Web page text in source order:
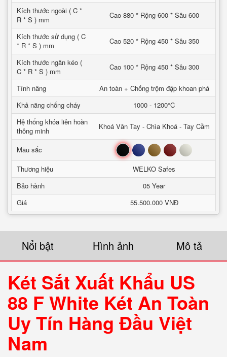
Kích thước ngoài ( C *
R * S ) mm
Cao 880 * Rộng 600 * Sâu 600
Kích thước sử dụng ( C
* R * S ) mm
Cao 520 * Rộng 450 * Sâu 350
Kích thước ngăn kéo (
C * R * S ) mm
Cao 100 * Rộng 450 * Sâu 300
Tính năng
An toàn + Chống trộm đập khoan phá
Khả năng chống cháy
1000 - 1200°C
Hệ thống khóa liên hoàn
thông minh
Khoá Vân Tay - Chìa Khoá - Tay Cầm
Mầu sắc Đen Xanh Nâu Đỏ Trắng
Thương hiệu
WELKO Safes
Bảo hành
05 Year
Giá
55.500.000 VNĐ
Nổi bật Hình ảnh Mô tả
Két Sắt Xuất Khẩu US
88 F White Két An Toàn
Uy Tín Hàng Đầu Việt
Nam